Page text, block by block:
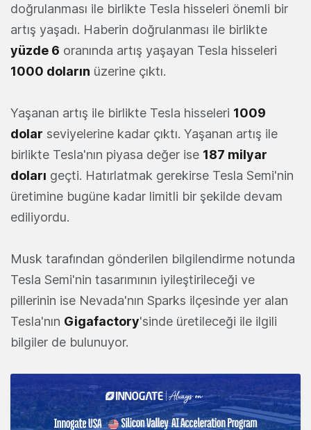
doğrulanması ile birlikte Tesla hisseleri önemli bir
artış yaşadı. Haberin doğrulanması ile birlikte
yüzde 6 oranında artış yaşayan Tesla hisseleri
1000 doların üzerine çıktı.
Yaşanan artış ile birlikte Tesla hisseleri 1009
dolar seviyelerine kadar çıktı. Yaşanan artış ile
birlikte Tesla'nın piyasa değer ise 187 milyar
doları geçti. Hatırlatmak gerekirse Tesla Semi'nin
üretimine bugüne kadar limitli bir şekilde devam
ediliyordu.
Musk tarafından gönderilen bilgilendirme notunda
Tesla Semi'nin tasarımının iyileştirileceği ve
pillerinin ise Nevada'nın Sparks ilçesinde yer alan
Tesla'nın Gigafactory'sinde üretileceği ile ilgili
bilgiler de bulunuyor.